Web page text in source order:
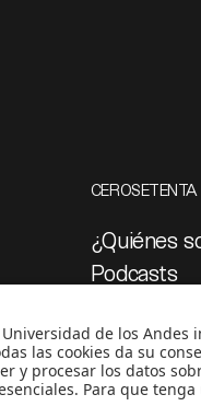
CEROSETENTA
¿Quiénes
Podcasts
Proyectos